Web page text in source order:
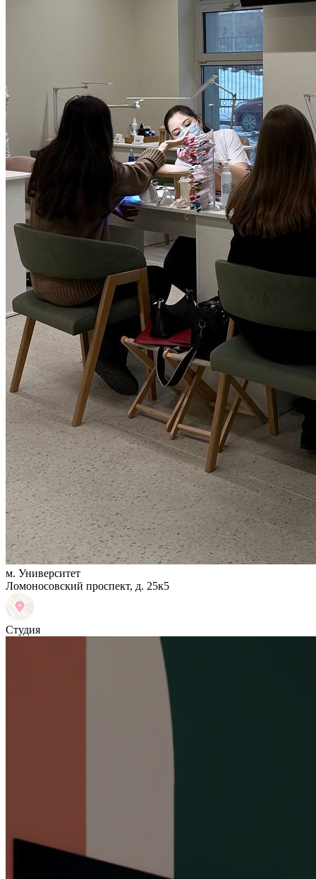
м. Университет
Ломоносовский проспект, д. 25к5
Студия